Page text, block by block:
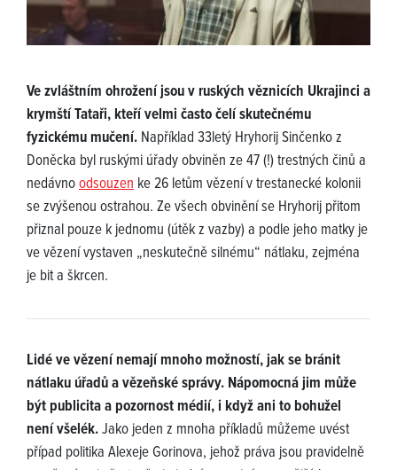
Ve zvláštním ohrožení jsou v ruských věznicích Ukrajinci a
krymští Tataři, kteří velmi často čelí skutečnému
fyzickému mučení. Například 33letý Hryhorij Sinčenko z
Doněcka byl ruskými úřady obviněn ze 47 (!) trestných činů a
nedávnoodsouzen ke 26 letům vězení v trestanecké kolonii
se zvýšenou ostrahou. Ze všech obvinění se Hryhorij přitom
přiznal pouze k jednomu (útěk z vazby) a podle jeho matky je
ve vězení vystaven „neskutečně silnému“ nátlaku, zejména
je bit a škrcen.
Lidé ve vězení nemají mnoho možností, jak se bránit
nátlaku úřadů a vězeňské správy. Nápomocná jim může
být publicita a pozornost médií, i když ani to bohužel
není všelék.Jako jeden z mnoha příkladů můžeme uvést
případ politika Alexeje Gorinova, jehož práva jsou pravidelně